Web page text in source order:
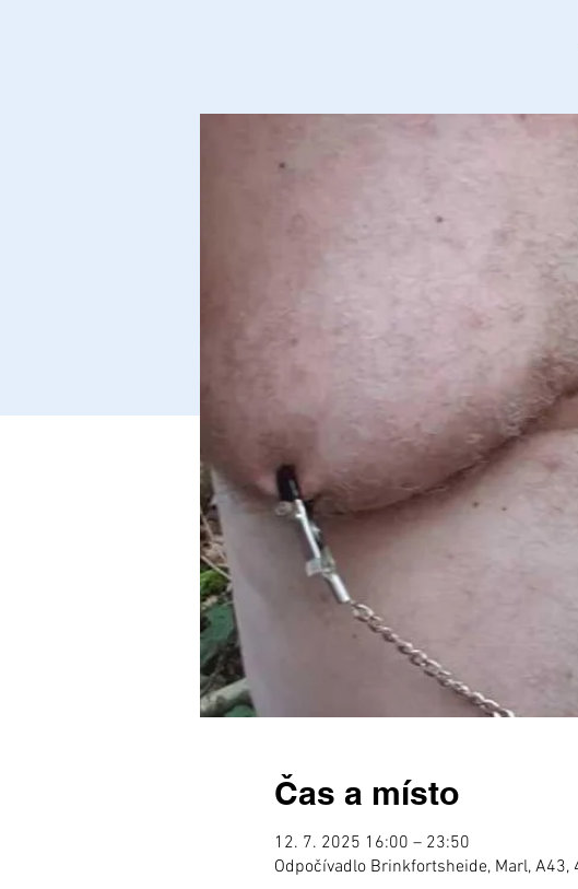
Čas a místo
12. 7. 2025 16:00 – 23:50
Odpočívadlo Brinkfortsheide, Marl, A43,